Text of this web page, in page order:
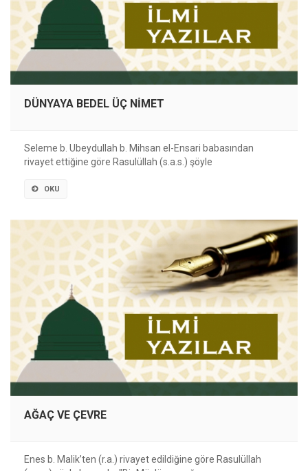
DÜNYAYA BEDEL ÜÇ NİMET
Seleme b. Ubeydullah b. Mihsan el-Ensari babasından
rivayet ettiğine göre Rasulüllah (s.a.s.) şöyle
OKU
AĞAÇ VE ÇEVRE
Enes b. Malik’ten (r.a.) rivayet edildiğine göre Rasulüllah